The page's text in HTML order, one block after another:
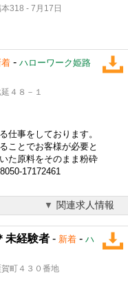
318 - 7月17日
着 - ハローワーク姫路
４８－１
事をしております。
ことでお客様が必要と
た原料をそのまま粉砕
17172461
関連求人情報
未経験者 - 新着 - ハ
町４３０番地